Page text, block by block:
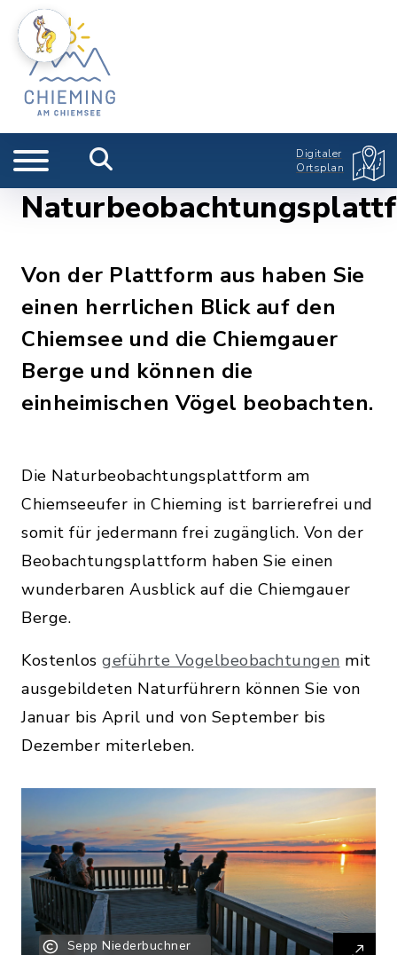
Digitaler
Ortsplan
Von der Plattform aus haben Sie
einen herrlichen Blick auf den
Chiemsee und die Chiemgauer
Berge und können die
einheimischen Vögel beobachten.
Die Naturbeobachtungsplattform am
Chiemseeufer in Chieming ist barrierefrei und
somit für jedermann frei zugänglich. Von der
Beobachtungsplattform haben Sie einen
wunderbaren Ausblick auf die Chiemgauer
Berge.
Kostenlos geführte Vogelbeobachtungen mit
ausgebildeten Naturführern können Sie von
Januar bis April und von September bis
Dezember miterleben.
Sepp Niederbuchner